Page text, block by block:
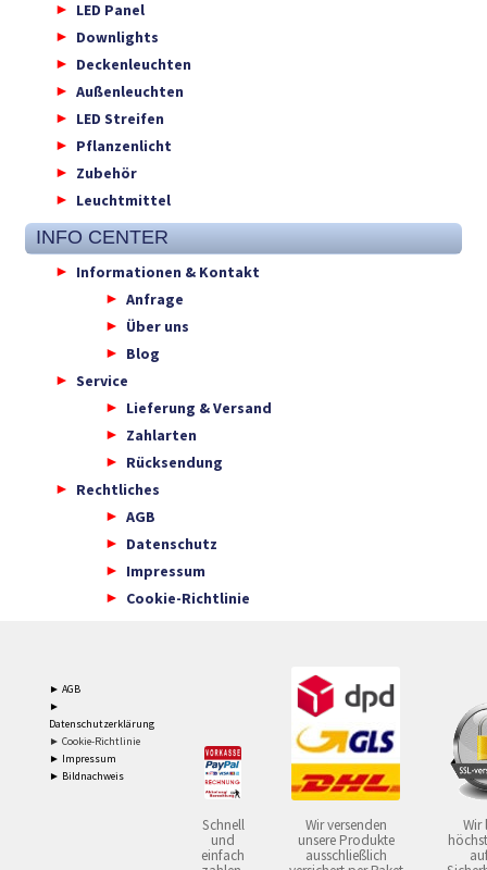
LED Panel
Downlights
Deckenleuchten
Außenleuchten
LED Streifen
Pflanzenlicht
Zubehör
Leuchtmittel
INFO CENTER
Informationen & Kontakt
Anfrage
Über uns
Blog
Service
Lieferung & Versand
Zahlarten
Rücksendung
Rechtliches
AGB
Datenschutz
Impressum
Cookie-Richtlinie
► AGB
►
Datenschutzerklärung
► Cookie-Richtlinie
► Impressum
► Bildnachweis
Schnell
und
einfach
Wir versenden
unsere Produkte
ausschließlich
Wir